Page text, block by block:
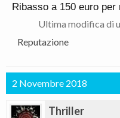
Ribasso a 150 euro
Ultima modifica di
Reputazione
2 Novembre 2018
Thriller